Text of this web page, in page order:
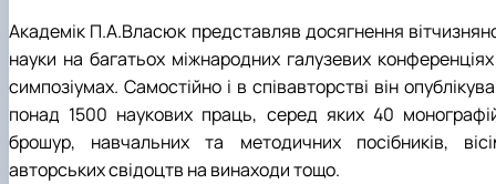
Академік П.А.Власюк представляв досягнення
науки на багатьох міжнародних галузевих конференціях
симпозіумах. Самостійно і в співавторстві він
понад 1500 наукових праць, серед яких 40
брошур, навчальних та методичних посібників,
авторських свідоцтв на винаходи тощо.